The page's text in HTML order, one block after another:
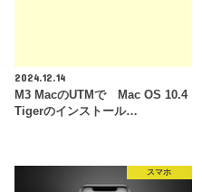
2024.12.14
M3 MacのUTMで Mac OS 10.4
Tigerのインストール…
スマホ